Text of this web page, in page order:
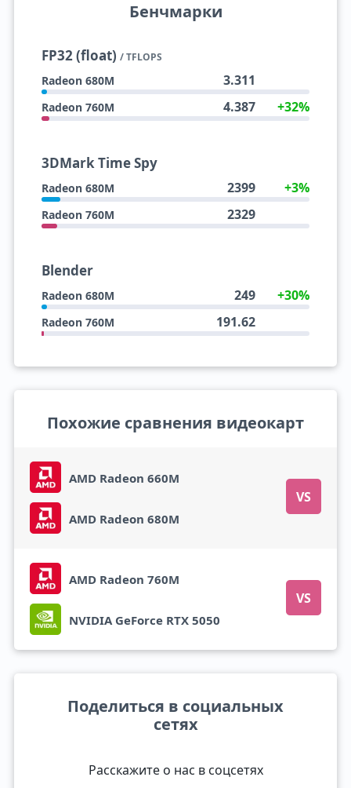
Бенчмарки
FP32 (float) / TFLOPS
Radeon 680M 3.311
Radeon 760M 4.387 +32%
3DMark Time Spy
Radeon 680M 2399 +3%
Radeon 760M 2329
Blender
Radeon 680M 249 +30%
Radeon 760M 191.62
Похожие сравнения видеокарт
AMD Radeon 660M
VS
AMD Radeon 680M
AMD Radeon 760M
VS
NVIDIA GeForce RTX 5050
Поделиться в социальных
сетях
Расскажите о нас в соцсетях